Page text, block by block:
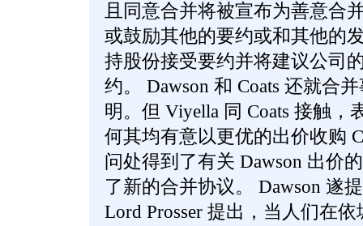
且同意合并将被宣布为善意合
或鼓励其他的要约或和其他的
持股份接受要约并将建议公司
约。 Dawson 和 Coats 还就合
明。但 Viyella 同 Coats 接触，
何其均有意以更优的出价收购
问处得到了有关 Dawson 出价
了新的合并协议。 Dawson 遂
Lord Prosser 提出，当人们在